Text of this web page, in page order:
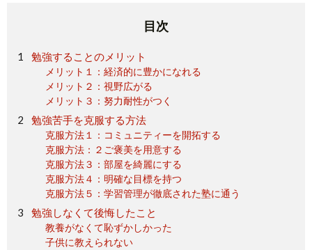
目次
勉強することのメリット
メリット１：経済的に豊かになれる
メリット２：視野広がる
メリット３：努力耐性がつく
勉強苦手を克服する方法
克服方法１：コミュニティーを開拓する
克服方法：２ご褒美を用意する
克服方法３：部屋を綺麗にする
克服方法４：明確な目標を持つ
克服方法５：学習管理が徹底された塾に通う
勉強しなくて後悔したこと
教養がなくて恥ずかしかった
子供に教えられない